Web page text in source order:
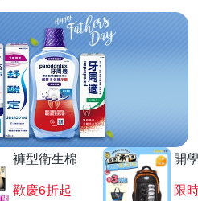
褲型衛生棉
歡慶6折起
開
限